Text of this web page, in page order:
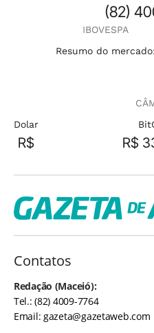
(82)
IBOVESPA
Resumo do mercado:
Dolar
R$ R$
Contatos
Redação (Maceió):
Tel.: (82) 4009-7764
Email:gazeta@gazetaweb.com